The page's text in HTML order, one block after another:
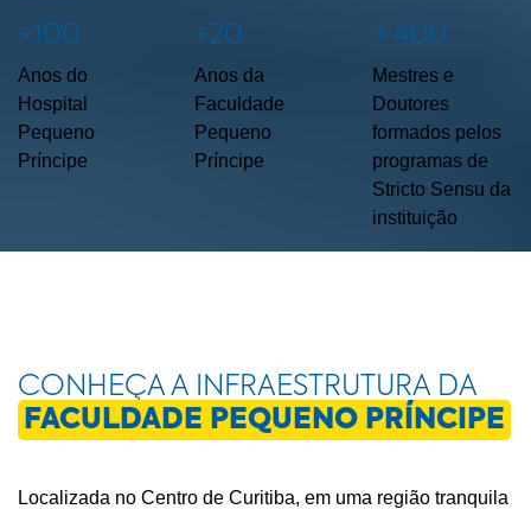
+100
Anos do
Hospital
Pequeno
Príncipe
+20
Anos da
Faculdade
Pequeno
Príncipe
+ 400
Mestres e
Doutores
formados pelos
programas de
Stricto Sensu da
instituição
CONHEÇA A INFRAESTRUTURA DA
FACULDADE PEQUENO PRÍNCIPE
Localizada no Centro de Curitiba, em uma região tranquila